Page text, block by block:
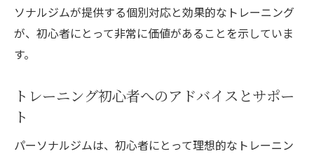
ソナルジムが提供する個別対応と効果的なトレーニング
が、初心者にとって非常に価値があることを示していま
す。
トレーニング初心者へのアドバイスとサポー
ト
パーソナルジムは、初心者にとって理想的なトレーニン